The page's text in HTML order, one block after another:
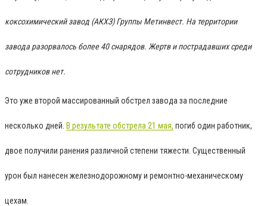
коксохимический завод (АКХЗ) Группы Метинвест. На территории
завода разорвалось более 40 снарядов. Жертв и пострадавших среди
сотрудников нет.
Это уже второй массированный обстрел завода за последние
несколько дней. В результате обстрела 21 мая, погиб один работник,
двое получили ранения различной степени тяжести. Существенный
урон был нанесен железнодорожному и ремонтно-механическому
цехам.